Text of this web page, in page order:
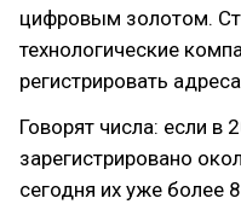
цифровым золотом.
технологические
регистрировать
Говорят числа: если в
зарегистрировано
сегодня их уже более